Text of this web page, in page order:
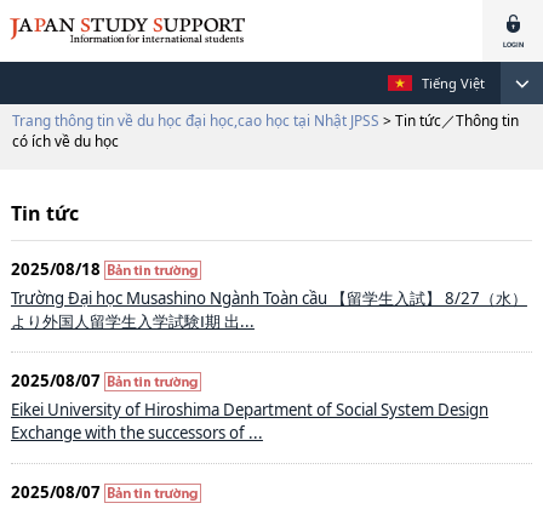
Tiếng Việt
Trang thông tin về du học đại học,cao học tại Nhật JPSS > Tin tức／Thông tin
có ích về du học
Tin tức
2025/08/18
Trường Đại học Musashino Ngành Toàn cầu 【留学生入試】 8/27（水）
より外国人留学生入学試験Ⅰ期 出...
2025/08/07
Eikei University of Hiroshima Department of Social System Design
Exchange with the successors of ...
2025/08/07